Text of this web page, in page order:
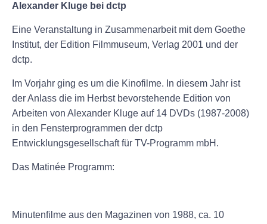
Alexander Kluge bei dctp
Eine Veranstaltung in Zusammenarbeit mit dem Goethe
Institut, der Edition Filmmuseum, Verlag 2001 und der
dctp.
Im Vorjahr ging es um die Kinofilme. In diesem Jahr ist
der Anlass die im Herbst bevorstehende Edition von
Arbeiten von Alexander Kluge auf 14 DVDs (1987-2008)
in den Fensterprogrammen der dctp
Entwicklungsgesellschaft für TV-Programm mbH.
Das Matinée Programm:
Minutenfilme aus den Magazinen von 1988, ca. 10